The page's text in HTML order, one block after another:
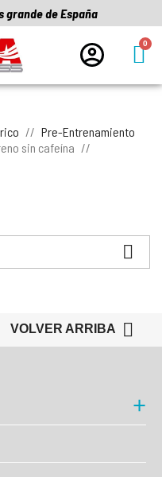
grande de España
Pre-Entrenamiento
sin cafeína

VOLVER ARRIBA 